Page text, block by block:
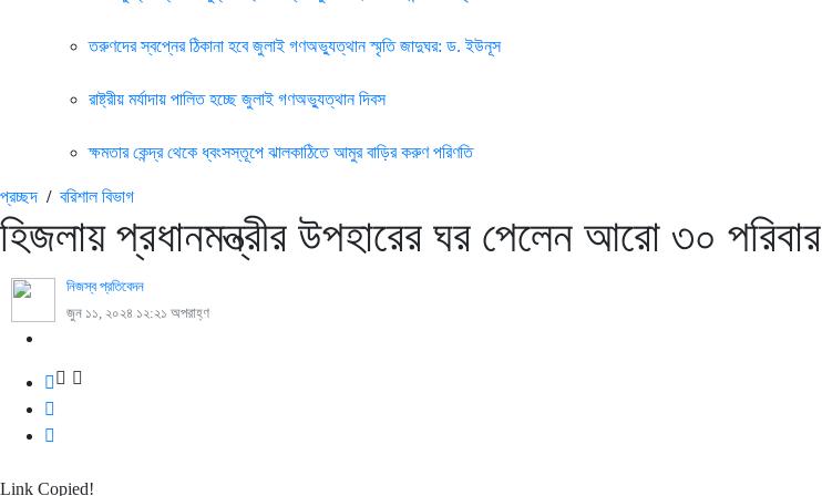
তরুণদের স্বপ্নের ঠিকানা হবে জুলাই গণঅভ্যুত্থান স্মৃতি জাদুঘর: ড. ইউনূস
রাষ্ট্রীয় মর্যাদায় পালিত হচ্ছে জুলাই গণঅভ্যুত্থান দিবস
ক্ষমতার কেন্দ্র থেকে ধ্বংসস্তূপে ঝালকাঠিতে আমুর বাড়ির করুণ পরিণতি
প্রচ্ছদ / বরিশাল বিভাগ
হিজলায় প্রধানমন্ত্রীর উপহারের ঘর পেলেন আরো ৩০ পরিবার
নিজস্ব প্রতিবেদন
জুন ১১, ২০২৪ ১২:২১ অপরাহ্ণ
Link Copied!